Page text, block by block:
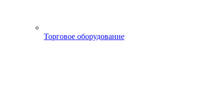
Торговое оборудование